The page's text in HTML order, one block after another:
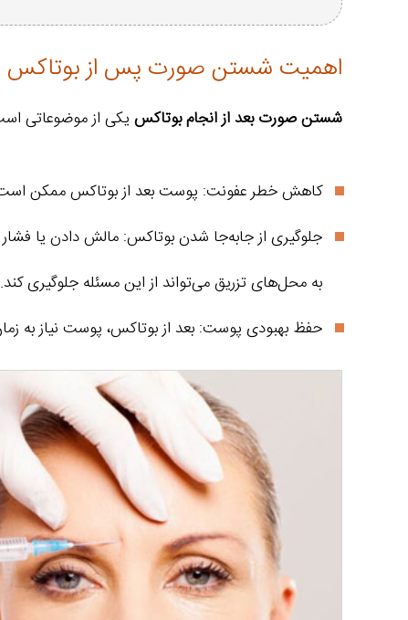
اهمیت شستن صورت پس از بوتاکس
شستن صورت بعد از انجام بوتاکس یکی از موضوعاتی
کاهش خطر عفونت: پوست بعد از بوتاکس ممکن است
جلوگیری از جابه‌جا شدن بوتاکس: مالش دادن یا
به محل‌های تزریق می‌تواند از این مسئله جلوگیری کند.
حفظ بهبودی پوست: بعد از بوتاکس، پوست نیاز به